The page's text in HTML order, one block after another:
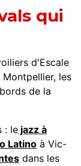
qui
d'Escale
Montpellier, les
de la
: le jazz à
Latino à Vic-
dans les